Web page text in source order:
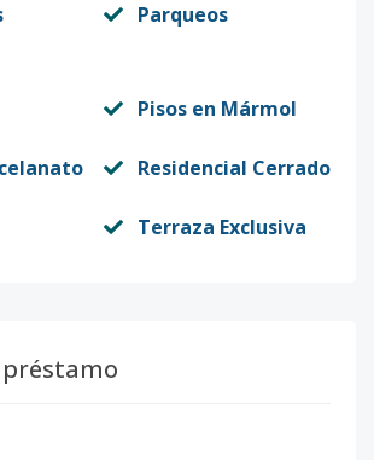
Parqueos
Pisos en Mármol
Residencial Cerrado
Terraza Exclusiva